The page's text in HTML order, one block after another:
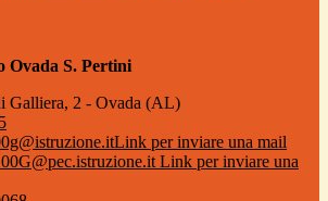
Ovada S. Pertini
Galliera, 2 - Ovada (AL)
Link per inviare una mail
Link per inviare una